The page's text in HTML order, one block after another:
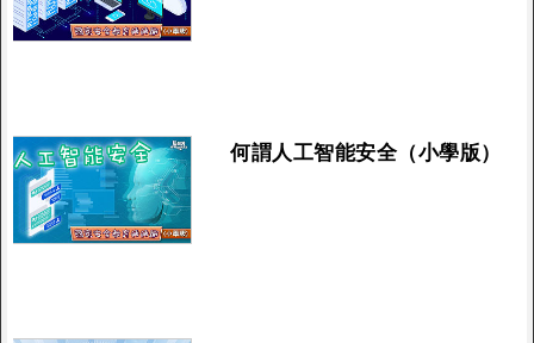
何謂人工智能安全（小學版）